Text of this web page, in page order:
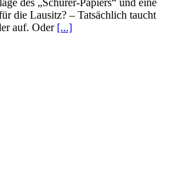
des „Schürer-Papiers“ und eine
die Lausitz? – Tatsächlich taucht
auf. Oder [...]